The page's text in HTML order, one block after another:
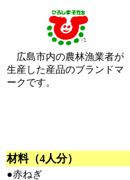
広島市内の農林漁業者が
生産した産品のブランドマ
ークです。
材料（4人分）
●赤ねぎ